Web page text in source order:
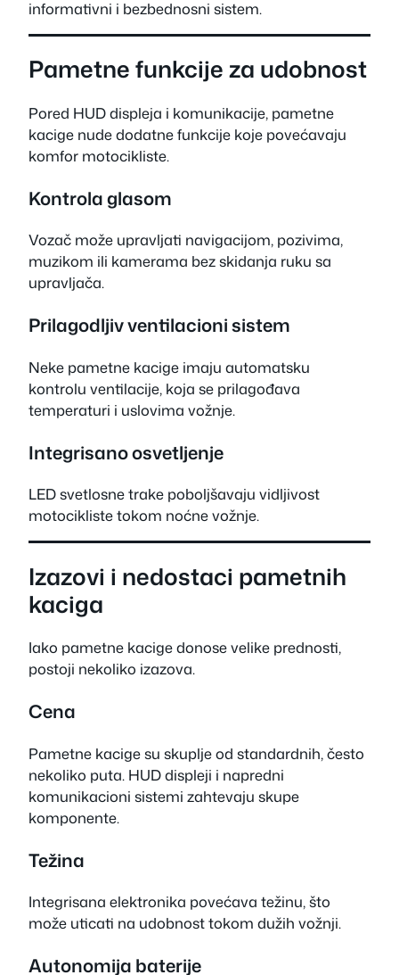
informativni i bezbednosni sistem.
Pametne funkcije za udobnost
Pored HUD displeja i komunikacije, pametne
kacige nude dodatne funkcije koje povećavaju
komfor motocikliste.
Kontrola glasom
Vozač može upravljati navigacijom, pozivima,
muzikom ili kamerama bez skidanja ruku sa
upravljača.
Prilagodljiv ventilacioni sistem
Neke pametne kacige imaju automatsku
kontrolu ventilacije, koja se prilagođava
temperaturi i uslovima vožnje.
Integrisano osvetljenje
LED svetlosne trake poboljšavaju vidljivost
motocikliste tokom noćne vožnje.
Izazovi i nedostaci pametnih
kaciga
Iako pametne kacige donose velike prednosti,
postoji nekoliko izazova.
Cena
Pametne kacige su skuplje od standardnih, često
nekoliko puta. HUD displeji i napredni
komunikacioni sistemi zahtevaju skupe
komponente.
Težina
Integrisana elektronika povećava težinu, što
može uticati na udobnost tokom dužih vožnji.
Autonomija baterije